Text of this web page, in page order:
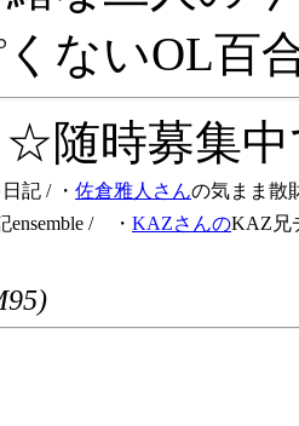
ないOL百
☆随時募集
記 / ・ 佐倉雅人さんの気まま散
ensemble / ・ KAZさんのKAZ兄